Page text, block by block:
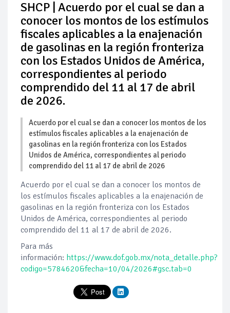
Petróleo continúa su descenso en el mercado internacional
SHCP | Acuerdo por el cual se dan a
conocer los montos de los estímulos
fiscales aplicables a la enajenación
de gasolinas en la región fronteriza
con los Estados Unidos de América,
correspondientes al periodo
comprendido del 11 al 17 de abril
de 2026.
Acuerdo por el cual se dan a conocer los montos de los
estímulos fiscales aplicables a la enajenación de
gasolinas en la región fronteriza con los Estados
Unidos de América, correspondientes al periodo
comprendido del 11 al 17 de abril de 2026
Acuerdo por el cual se dan a conocer los montos de
los estímulos fiscales aplicables a la enajenación de
gasolinas en la región fronteriza con los Estados
Unidos de América, correspondientes al periodo
comprendido del 11 al 17 de abril de 2026.
Para más
información: https://www.dof.gob.mx/nota_detalle.php?
codigo=5784620&fecha=10/04/2026#gsc.tab=0